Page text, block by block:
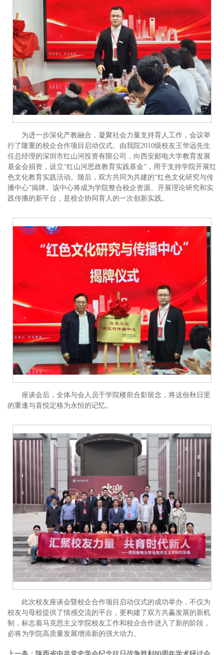
为进一步深化产教融合，凝聚社会力量支持育人工作，会议举
行了隆重的校企合作项目启动仪式。由我院2010级校友王华远先生
任总经理的深圳市红山河投资有限公司，向西安邮电大学教育发展
基金会捐资，设立“红山河思政教育实践基金”，用于支持学院开展红
色文化教育实践活动。随后，双方共同为共建的“红色文化研究与传
播中心”揭牌。该中心将成为学院整合校企资源、开展理论研究和实
践传播的新平台，是校企协同育人的一次创新实践。
座谈会后，全体与会人员于学院楼前合影留念，将这份秋日里
的重逢与喜悦定格为永恒的记忆。
此次校友座谈会暨校企合作项目启动仪式的成功举办，不仅为
校友与母校提供了情感交流的平台，更构建了双方共赢发展的新机
制，标志着马克思主义学院校友工作和校企合作进入了新的阶段，
必将为学院高质量发展增添新的强大动力。